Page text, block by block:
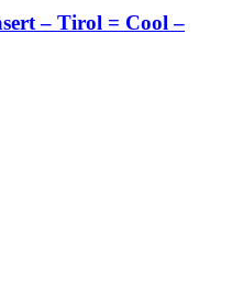
– Tirol = Cool –